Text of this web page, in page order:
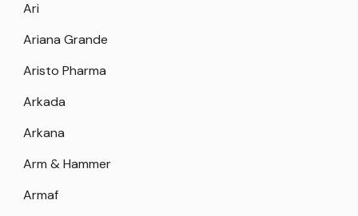
Ari
Ariana Grande
Aristo Pharma
Arkada
Arkana
Arm & Hammer
Armaf